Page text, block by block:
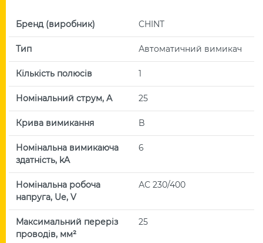
Бренд (виробник) CHINT
Тип Автоматичний вимикач
Кількість полюсів 1
Номінальний струм, А 25
Крива вимикання B
Номінальна вимикаюча
здатність, kA
6
Номінальна робоча
напруга, Uе, V
АС 230/400
Максимальний переріз
проводів, мм²
25